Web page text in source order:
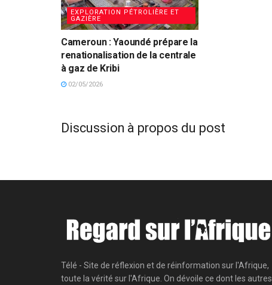
EXPLORATION PÉTROLIÈRE ET
GAZIÈRE
Cameroun : Yaoundé prépare la
renationalisation de la centrale
à gaz de Kribi
02/05/2026
Discussion à propos du post
Télé - Site de réflexion et de réinformation sur l'Afrique,
toute la vérité sur l'Afrique. On dévoile ce dont les autres